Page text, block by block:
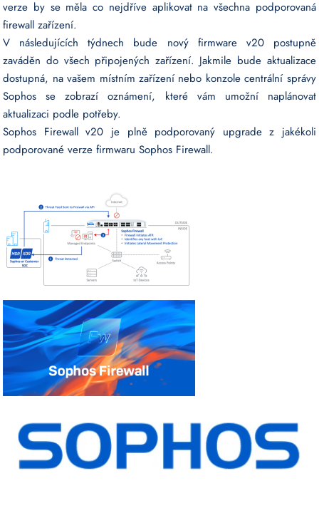
verze by se měla co nejdříve aplikovat na všechna podporovaná
firewall zařízení.
V následujících týdnech bude nový firmware v20 postupně
zaváděn do všech připojených zařízení. Jakmile bude aktualizace
dostupná, na vašem místním zařízení nebo konzole centrální správy
Sophos se zobrazí oznámení, které vám umožní naplánovat
aktualizaci podle potřeby.
Sophos Firewall v20 je plně podporovaný upgrade z jakékoli
podporované verze firmwaru Sophos Firewall.